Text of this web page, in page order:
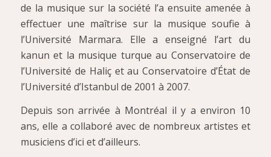
de la musique sur la société l’a ensuite amenée à
effectuer une maîtrise sur la musique soufie à
l’Université Marmara. Elle a enseigné l’art du
kanun et la musique turque au Conservatoire de
l’Université de Haliç et au Conservatoire d’État de
l’Université d’Istanbul de 2001 à 2007.
Depuis son arrivée à Montréal il y a environ 10
ans, elle a collaboré avec de nombreux artistes et
musiciens d’ici et d’ailleurs.